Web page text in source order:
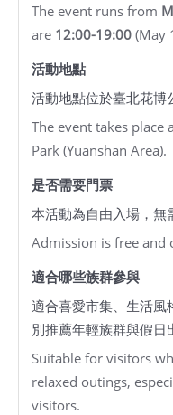
政
策
The event runs from
are 12:00-19:00 (May
活動地點
活動地點位於臺北花博
The event takes place
Park (Yuanshan Area).
是否需要門票
本活動為自由入場，無
Admission is free and
適合哪些族群參與
適合喜愛市集、生活風
別推薦年輕族群與假日
Suitable for visitors
relaxed outings,
visitors.